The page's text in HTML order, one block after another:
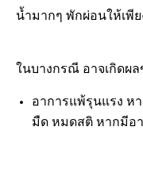
น้ำมากๆ พักผ่อนให้เพี
ในบางกรณี อาจเกิดผล
อาการแพ้รุนแรง ห
มืด หมดสติ หากมีอ